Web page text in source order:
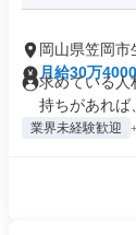
岡山県笠岡市
月給30万
求めている人
持ちがあれば
業界未経験歓迎